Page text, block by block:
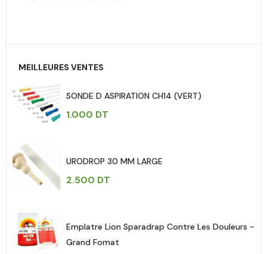
MEILLEURES VENTES
SONDE D ASPIRATION CH14 (VERT)
1.000 DT
URODROP 30 MM LARGE
2.500 DT
Emplatre Lion Sparadrap Contre Les Douleurs -
Grand Fomat